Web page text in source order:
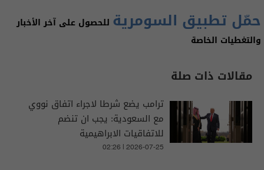
حمّل تطبيق السومرية للحصول على آخر الأخبار
والتغطيات الخاصة
مقالات ذات صلة
ترامب يضع شرطا لاجراء اتفاق نووي
مع السعودية: يجب ان تنضم
للاتفاقيات الابراهيمية
02:26 | 2026-07-25